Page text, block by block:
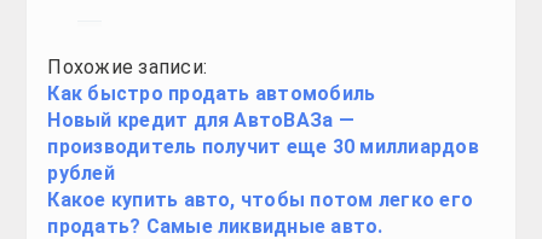
Похожие записи:
Как быстро продать автомобиль
Новый кредит для АвтоВАЗа —
производитель получит еще 30 миллиардов
рублей
Какое купить авто, чтобы потом легко его
продать? Самые ликвидные авто.